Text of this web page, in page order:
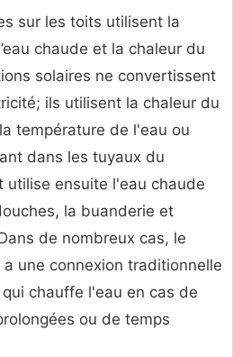
sur les toits utilisent la
chaude et la chaleur du
solaires ne convertissent
ils utilisent la chaleur du
température de l'eau ou
dans les tuyaux du
utilise ensuite l'eau chaude
la buanderie et
de nombreux cas, le
une connexion traditionnelle
chauffe l'eau en cas de
ou de temps